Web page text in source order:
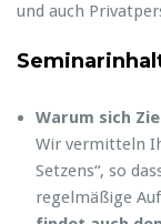
und auch
Warum sich
Wir vermitteln
Setzens“, so
regelmäßige